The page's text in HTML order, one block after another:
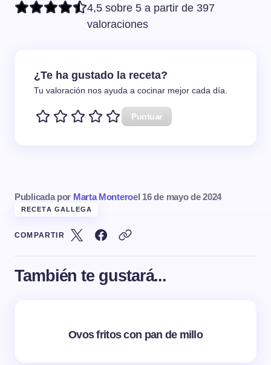
4,5 sobre 5 a partir de 397
valoraciones
¿Te ha gustado la receta?
Tu valoración nos ayuda a cocinar mejor cada día.
Puntuar
Publicada por Marta Monteroel 16 de mayo de 2024
RECETA GALLEGA
COMPARTIR
También te gustará...
Ovos fritos con pan de millo